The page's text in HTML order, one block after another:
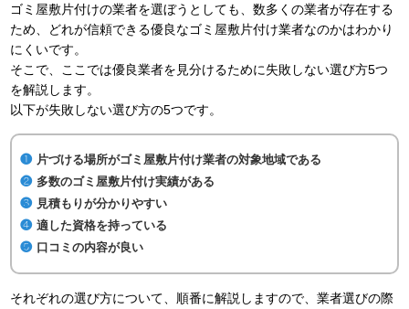
ゴミ屋敷片付けの業者を選ぼうとしても、数多くの業者が存在する
ため、どれが信頼できる優良なゴミ屋敷片付け業者なのかはわかり
にくいです。
そこで、ここでは優良業者を見分けるために失敗しない選び方5つ
を解説します。
以下が失敗しない選び方の5つです。
片づける場所がゴミ屋敷片付け業者の対象地域である
多数のゴミ屋敷片付け実績がある
見積もりが分かりやすい
適した資格を持っている
口コミの内容が良い
それぞれの選び方について、順番に解説しますので、業者選びの際